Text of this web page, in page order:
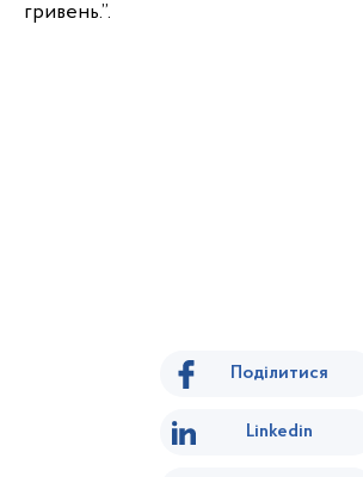
гривень.”.
Поділитися
Linkedin